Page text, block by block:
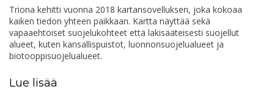
Triona kehitti vuonna 2018 kartansovelluksen, joka kokoaa
kaiken tiedon yhteen paikkaan. Kartta näyttää sekä
vapaaehtoiset suojelukohteet että lakisääteisesti suojellut
alueet, kuten kansallispuistot, luonnonsuojelualueet ja
biotooppisuojelualueet.
Lue lisää